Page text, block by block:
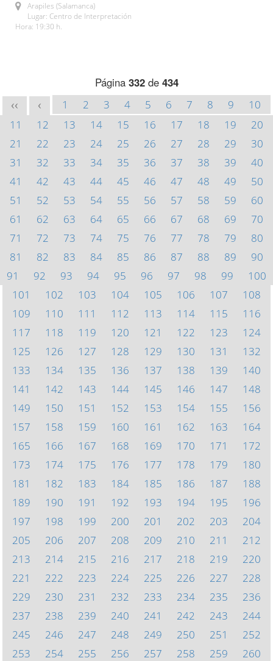
Arapiles (Salamanca)
Lugar: Centro de Interpretación
Hora: 19:30 h.
Página 332de 434
<< < 1 2 3 4 5 6 7 8 9
10
11
12 13 14 15 16 17 18 19
20
21
22 23 24 25 26 27 28 29
30
31
32 33 34 35 36 37 38 39
40
41
42 43 44 45 46 47 48 49
50
51
52 53 54 55 56 57 58 59
60
61
62 63 64 65 66 67 68 69
70
71
72 73 74 75 76 77 78 79
80
81
82 83 84 85 86 87 88 89
90
91
92 93 94 95 96 97 98 99
100
101
102 103 104 105 106 107
108
109
110 111 112 113 114 115
116
117
118 119 120 121 122 123
124
125
126 127 128 129 130 131
132
133
134 135 136 137 138 139
140
141
142 143 144 145 146 147
148
149
150 151 152 153 154 155
156
157
158 159 160 161 162 163
164
165
166 167 168 169 170 171
172
173
174 175 176 177 178 179
180
181
182 183 184 185 186 187
188
189
190 191 192 193 194 195
196
197
198 199 200 201 202 203
204
205
206 207 208 209 210 211
212
213
214 215 216 217 218 219
220
221
222 223 224 225 226 227
228
229
230 231 232 233 234 235
236
237
238 239 240 241 242 243
244
245
246 247 248 249 250 251
252
253
254 255 256 257 258 259
260